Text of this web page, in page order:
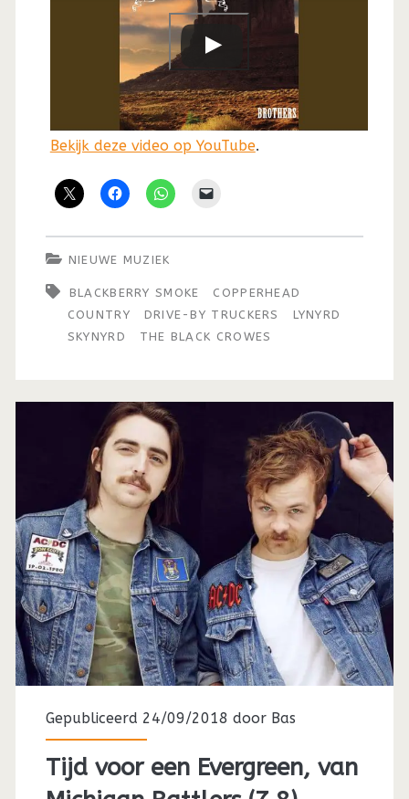
Bekijk deze video op YouTube.
NIEUWE MUZIEK
BLACKBERRY SMOKE
COPPERHEAD
COUNTRY
DRIVE-BY TRUCKERS
LYNYRD
SKYNYRD
THE BLACK CROWES
Gepubliceerd 24/09/2018 door Bas
Tijd voor een Evergreen, van